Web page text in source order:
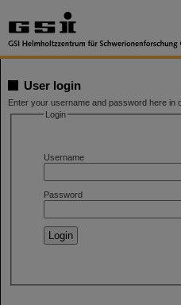
User login
Enter your username and password here in
Login
Username
Password